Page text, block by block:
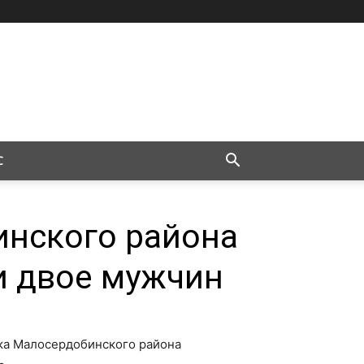
района
двое мужчин
Малосердобинского района